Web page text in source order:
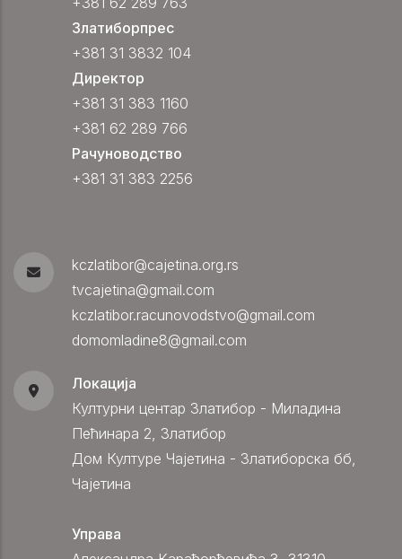
Златиборпрес
+381 31 3832 104
Директор
+381 31 383 1160
+381 62 289 766
Рачуноводство
+381 31 383 2256
kczlatibor@cajetina.org.rs
tvcajetina@gmail.com
kczlatibor.racunovodstvo@gmail.com
domomladine8@gmail.com
Локација
Културни центар Златибор - Миладина
Пећинара 2, Златибор
Дом Културе Чајетина - Златиборска бб,
Чајетина
Управа